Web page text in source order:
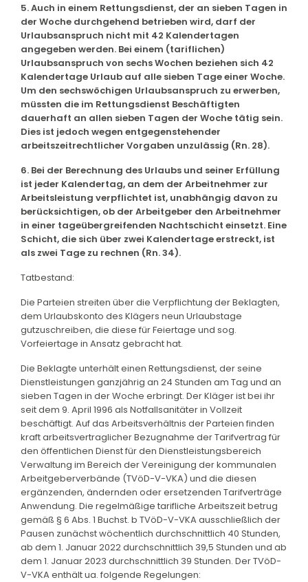
5. Auch in einem Rettungsdienst, der an sieben Tagen in
der Woche durchgehend betrieben wird, darf der
Urlaubsanspruch nicht mit 42 Kalendertagen
angegeben werden. Bei einem (tariflichen)
Urlaubsanspruch von sechs Wochen beziehen sich 42
Kalendertage Urlaub auf alle sieben Tage einer Woche.
Um den sechswöchigen Urlaubsanspruch zu erwerben,
müssten die im Rettungsdienst Beschäftigten
dauerhaft an allen sieben Tagen der Woche tätig sein.
Dies ist jedoch wegen entgegenstehender
arbeitszeitrechtlicher Vorgaben unzulässig (Rn. 28).
6. Bei der Berechnung des Urlaubs und seiner Erfüllung
ist jeder Kalendertag, an dem der Arbeitnehmer zur
Arbeitsleistung verpflichtet ist, unabhängig davon zu
berücksichtigen, ob der Arbeitgeber den Arbeitnehmer
in einer tageübergreifenden Nachtschicht einsetzt. Eine
Schicht, die sich über zwei Kalendertage erstreckt, ist
als zwei Tage zu rechnen (Rn. 34).
Tatbestand:
Die Parteien streiten über die Verpflichtung der Beklagten,
dem Urlaubskonto des Klägers neun Urlaubstage
gutzuschreiben, die diese für Feiertage und sog.
Vorfeiertage in Ansatz gebracht hat.
Die Beklagte unterhält einen Rettungsdienst, der seine
Dienstleistungen ganzjährig an 24 Stunden am Tag und an
sieben Tagen in der Woche erbringt. Der Kläger ist bei ihr
seit dem 9. April 1996 als Notfallsanitäter in Vollzeit
beschäftigt. Auf das Arbeitsverhältnis der Parteien finden
kraft arbeitsvertraglicher Bezugnahme der Tarifvertrag für
den öffentlichen Dienst für den Dienstleistungsbereich
Verwaltung im Bereich der Vereinigung der kommunalen
Arbeitgeberverbände (TVöD-V-VKA) und die diesen
ergänzenden, ändernden oder ersetzenden Tarifverträge
Anwendung. Die regelmäßige tarifliche Arbeitszeit betrug
gemäß § 6 Abs. 1 Buchst. b TVöD-V-VKA ausschließlich der
Pausen zunächst wöchentlich durchschnittlich 40 Stunden,
ab dem 1. Januar 2022 durchschnittlich 39,5 Stunden und ab
dem 1. Januar 2023 durchschnittlich 39 Stunden. Der TVöD-
V-VKA enthält ua. folgende Regelungen: